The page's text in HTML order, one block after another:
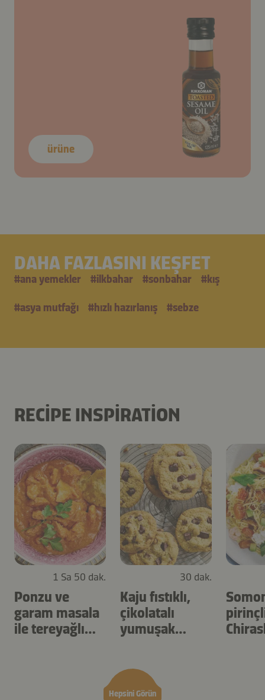
ürüne
DAHA FAZLASINI KEŞFET
#ana yemekler #i̇lkbahar #sonbahar #kış
#asya mutfağı #hızlı hazırlanış #sebze
RECIPE INSPIRATION
Hepsini Görün
1 Sa 50 dak.
Ponzu ve
garam masala
ile tereyağlı
30 dak.
Kaju fıstıklı,
çikolatalı
yumuşak